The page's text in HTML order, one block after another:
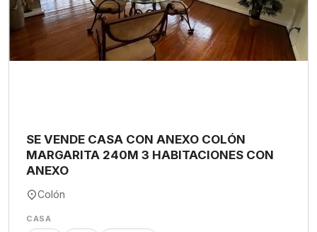
SE VENDE CASA CON ANEXO COLÓN
MARGARITA 240M 3 HABITACIONES CON
ANEXO
Colón
CASA